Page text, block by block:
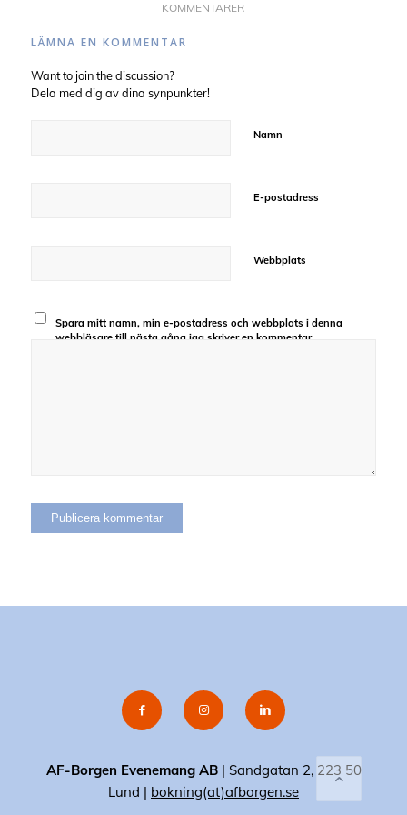
KOMMENTARER
LÄMNA EN KOMMENTAR
Want to join the discussion?
Dela med dig av dina synpunkter!
Namn
E-postadress
Webbplats
Spara mitt namn, min e-postadress och webbplats i denna
webbläsare till nästa gång jag skriver en kommentar.
AF-Borgen Evenemang AB| Sandgatan 2, 223 50
Lund | bokning(at)afborgen.se